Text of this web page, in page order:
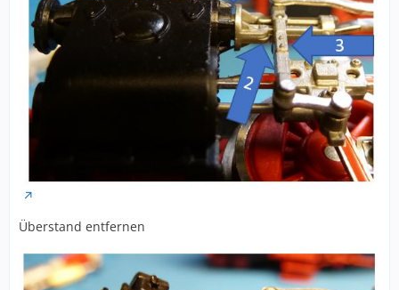
Überstand entfernen